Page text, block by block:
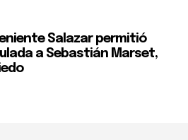
Salazar permitió
a Sebastián Marset,